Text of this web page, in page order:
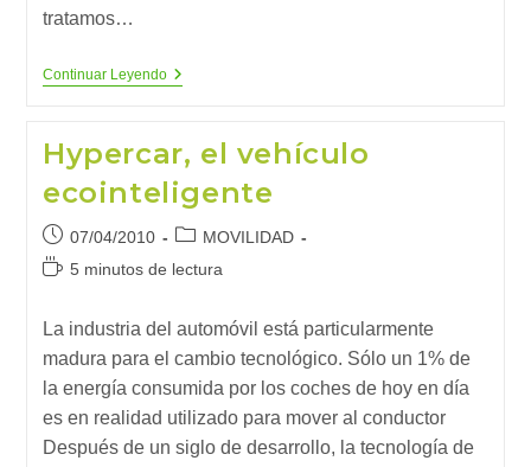
tratamos…
Continuar LeyendoEl
El
Futuro
Hypercar, el vehículo
ecointeligente
Publicación
de
07/04/2010
Categoría
de
MOVILIDAD
Tiempo5 minutos de lectura
La industria del automóvil está particularmente
madura para el cambio tecnológico. Sólo un 1% de
la energía consumida por los coches de hoy en día
es en realidad utilizado para mover al conductor
Después de un siglo de desarrollo, la tecnología de